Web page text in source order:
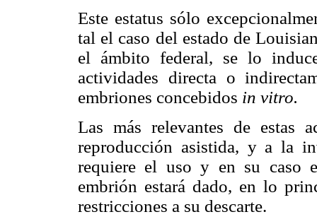
Este estatus sólo
tal el caso del estado de
el ámbito federal, se lo
actividades directa o
embriones concebidos in vitro.
Las más relevantes de estas
reproducción asistida, y a la
requiere el uso y en su caso
embrión estará dado, en lo
restricciones a su descarte.